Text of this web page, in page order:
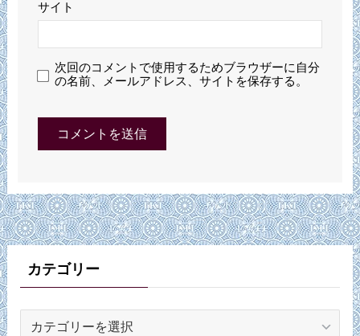
サイト
次回のコメントで使用するためブラウザーに自分
の名前、メールアドレス、サイトを保存する。
カテゴリー